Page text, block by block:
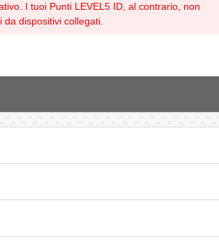
I tuoi Punti LEVEL5 ID, al contrario, non
dispositivi collegati.